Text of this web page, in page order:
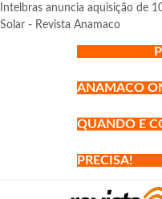
Intelbras anuncia aquisição de
Solar - Revista Anamaco
ANAMACO
QUANDO E
PRECISA!